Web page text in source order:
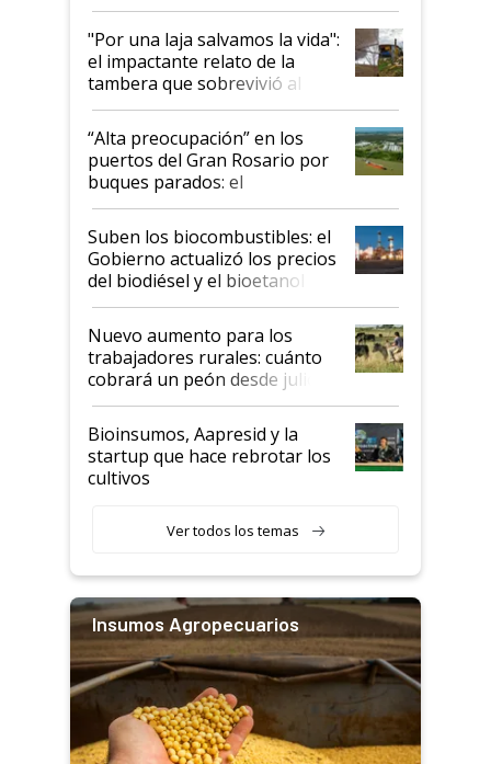
y el peligro de que Argentina
pase a ser "país sucio"
"Por una laja salvamos la vida":
el impactante relato de la
tambera que sobrevivió al
tornado
“Alta preocupación” en los
puertos del Gran Rosario por
buques parados: el
funcionamiento de las
exportadoras en tensión tras
la medida de fuerza de los
prácticos
Suben los biocombustibles: el
Gobierno actualizó los precios
del biodiésel y el bioetanol
Nuevo aumento para los
trabajadores rurales: cuánto
cobrará un peón desde julio
Bioinsumos, Aapresid y la
startup que hace rebrotar los
cultivos
Ver todos los temas
Insumos Agropecuarios